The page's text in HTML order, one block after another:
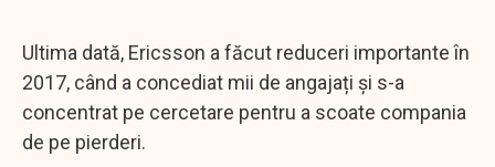
Ultima dată, Ericsson a făcut reduceri importante în
2017, când a concediat mii de angajați și s-a
concentrat pe cercetare pentru a scoate compania
de pe pierderi.